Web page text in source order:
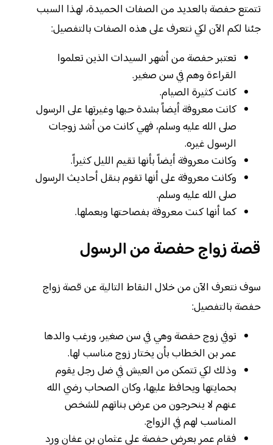
تتمتع حفصة بالعديد من الصفات الحميدة، لهذا السبب
جئنا لكم الآن لكي نتعرف على هذه الصفات بالتفصيل:
تعتبر حفصة من أشهر السيدات الذين تعلموا
القراءة وهم في سن صغير.
كانت كثيرة الصيام.
كانت معروفة أيضاً بشدة حبها وغيرتها على الرسول
صلى الله عليه وسلم، فهي كانت من أشد زوجات
الرسول غيره.
وكانت معروفة أيضاً بأنها تقيم الليل كثيراً.
وكانت معروفة على أنها تقوم بنقل أحاديث الرسول
صلى الله عليه وسلم.
كما أنها كنت معروفة بفصاحتها وبعملها.
قصة زواج حفصة من الرسول
سوف نتعرف الآن من خلال النقاط التالية عن قصة زواج
حفصة بالتفصيل:
توفي زوج حفصة وهي في سن صغير، ورغب والدها
عمر بن الخطاب بأن يختار زوج مناسب لها.
وذلك لكي تتمكن من العيش في ضل رجل يقوم
بحمايتها ويحافظ عليها، وكان الصحاب رضي الله
عنهم لا ينحرجون من عرض بناتهم للشخص
المناسب لهم في الزواج.
فقام عمر بعرض حفصة على عثمان بن عفان ورد